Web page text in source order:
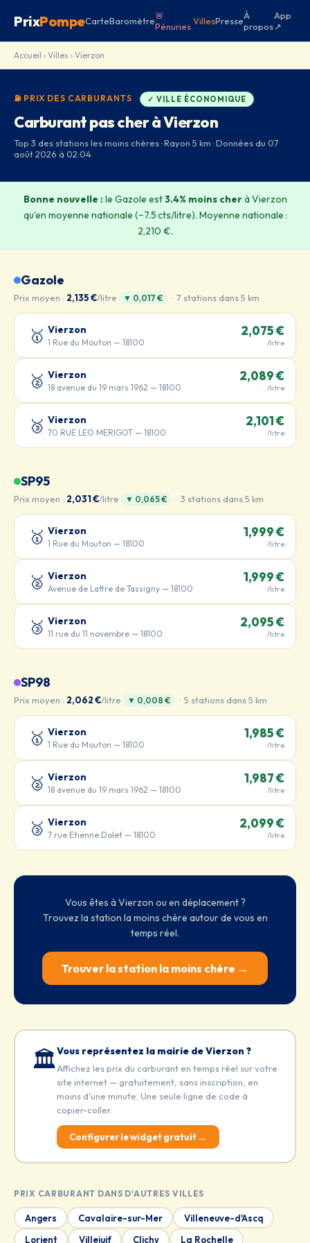
PrixPompeCarteBaromètre🚨
Pénuries VillesPresseÀ
propos
App
↗
Accueil › Villes › Vierzon
⛽ PRIX DES CARBURANTS ✓ VILLE ÉCONOMIQUE
Carburant pas cher à Vierzon
Top 3 des stations les moins chères · Rayon 5 km · Données du 07
août 2026 à 02:04
Bonne nouvelle :le Gazole est3.4% moins cherà Vierzon
qu'en moyenne nationale (−7.5 cts/litre). Moyenne nationale :
2,210 €.
Gazole
Prix moyen : 2,135 €/litre ▼ 0,017 € · 7 stations dans 5 km
🥇 Vierzon
1 Rue du Mouton — 18100
2,075 €
/litre
🥈 Vierzon
18 avenue du 19 mars 1962 — 18100
2,089 €
/litre
🥉 Vierzon
70 RUE LEO MERIGOT — 18100
2,101 €
/litre
SP95
Prix moyen : 2,031 €/litre ▼ 0,065 € · 3 stations dans 5 km
🥇 Vierzon
1 Rue du Mouton — 18100
1,999 €
/litre
🥈 Vierzon
Avenue de Lattre de Tassigny — 18100
1,999 €
/litre
🥉 Vierzon
11 rue du 11 novembre — 18100
2,095 €
/litre
SP98
Prix moyen : 2,062 €/litre ▼ 0,008 € · 5 stations dans 5 km
🥇 Vierzon
1 Rue du Mouton — 18100
1,985 €
/litre
🥈 Vierzon
18 avenue du 19 mars 1962 — 18100
1,987 €
/litre
🥉 Vierzon
7 rue Etienne Dolet — 18100
2,099 €
/litre
Vous êtes à Vierzon ou en déplacement ?
Trouvez la station la moins chère autour de vous en
temps réel.
Trouver la station la moins chère →
🏛️Vous représentez la mairie de Vierzon ?
Affichez les prix du carburant en temps réel sur votre
site internet — gratuitement, sans inscription, en
moins d'une minute. Une seule ligne de code à
copier-coller.
Configurer le widget gratuit →
PRIX CARBURANT DANS D'AUTRES VILLES
Angers Cavalaire-sur-Mer
Villeneuve-d'Ascq
Lorient
Villejuif Clichy La Rochelle